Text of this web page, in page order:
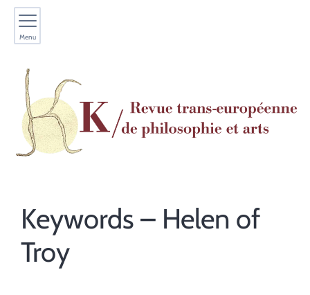
Menu
Keywords – Helen of
Troy